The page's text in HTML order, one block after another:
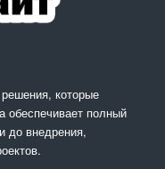
которые
обеспечивает полный
до внедрения,